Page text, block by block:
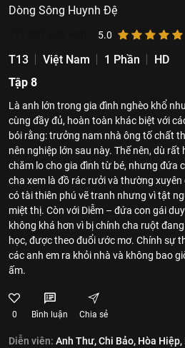
Dòng Sông Huynh Đệ
5.0
T13 Việt Nam 1 Phần
HD
Tập 8
Là anh lớn trong gia đình nghèo khổ
cùng đầy đủ, hoàn toàn khác biệt với
bói rằng: trưởng nam nhà ông tố chất
nên nghiệp lớn sau này. Thế nên, dù
chăm lo cho gia đình từ bé, nhưng đứa
cha xem là đồ rác rưởi và thường
có tài thiên phú vẽ tranh nhưng vì tật
miệt thị. Còn với Diễm – đứa con gái
không khá hơn vì bị chính cha ruột
học, được theo đuổi ước mơ. Chính sự
các anh em ra khỏi nhà và không bao
ấm.
0 Bình luận Chia sẻ
Diễn viên: Anh Thư,Chi Bảo, Hòa Hiệp,